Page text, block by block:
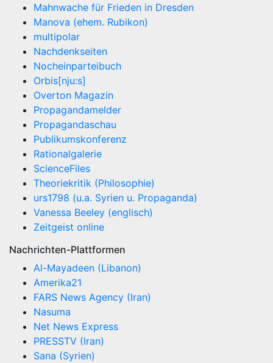
Mahnwache für Frieden in Dresden
Manova (ehem. Rubikon)
multipolar
Nachdenkseiten
Nocheinparteibuch
Orbis[nju:s]
Overton Magazin
Propagandamelder
Propagandaschau
Publikumskonferenz
Rationalgalerie
ScienceFiles
Theoriekritik (Philosophie)
urs1798 (u.a. Syrien u. Propaganda)
Vanessa Beeley (englisch)
Zeitgeist online
Nachrichten-Plattformen
Al-Mayadeen (Libanon)
Amerika21
FARS News Agency (Iran)
Nasuma
Net News Express
PRESSTV (Iran)
Sana (Syrien)